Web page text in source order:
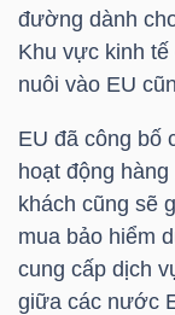
đường dành
Khu vực kinh
nuôi vào EU
EU đã công bố
hoạt động
khách cũng sẽ
mua bảo hiểm
cung cấp dịch
giữa các nước
NĂNG
NGUYÊN
VẬT